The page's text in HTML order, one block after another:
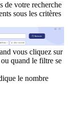
de votre recherche
sous les critères
vous cliquez sur
quand le filtre se
le nombre